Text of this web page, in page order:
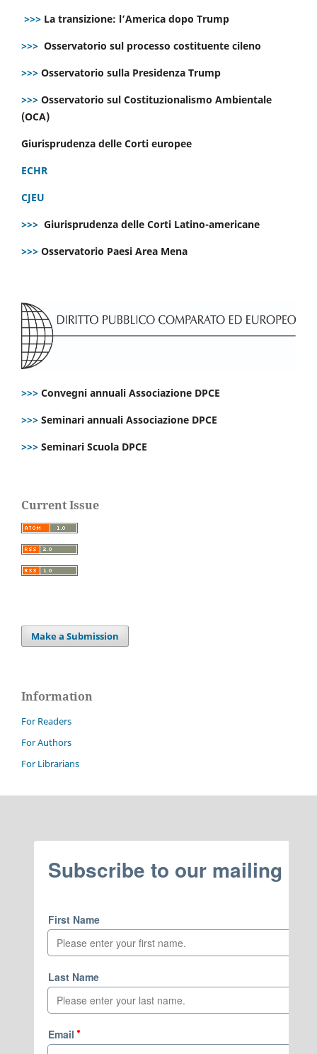
>>> La transizione: l’America dopo Trump
>>> Osservatorio sul processo costituente cileno
>>> Osservatorio sulla Presidenza Trump
>>> Osservatorio sul Costituzionalismo Ambientale
(OCA)
Giurisprudenza delle Corti europee
ECHR
CJEU
>>> Giurisprudenza delle Corti Latino-americane
>>> Osservatorio Paesi Area Mena
>>> Convegni annuali Associazione DPCE
>>> Seminari annuali Associazione DPCE
>>> Seminari Scuola DPCE
Current Issue
Make a Submission
Information
For Readers
For Authors
For Librarians